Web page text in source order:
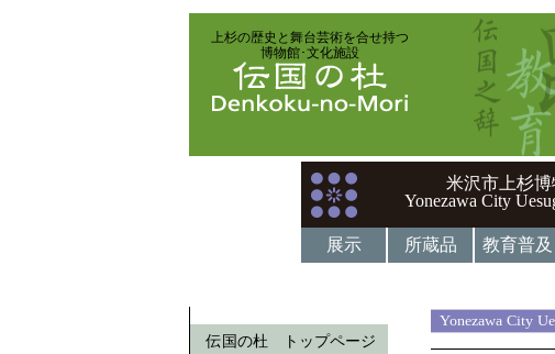
上杉の歴史と舞台芸術を合せ持つ
博物館･文化施設
米沢市上杉
Yonezawa City
展示 所蔵品 教育普及
伝国の杜 トップページ
Yonezawa City